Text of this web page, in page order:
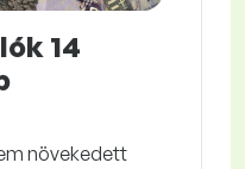
14
növekedett